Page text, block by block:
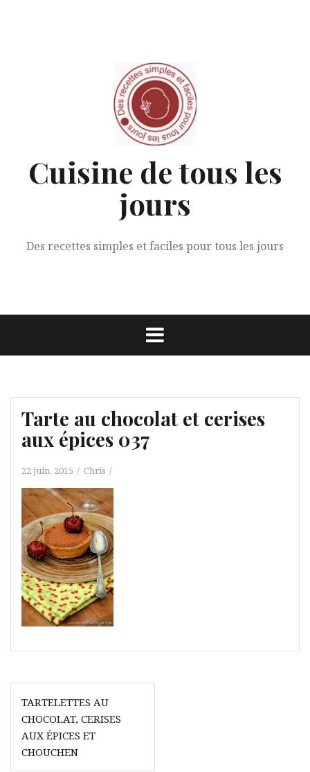
Cuisine de tous les
jours
Des recettes simples et faciles pour tous les jours
Tarte au chocolat et cerises
aux épices 037
22 juin, 2015 Chris
Navigation
de
l’article
TARTELETTES AU
CHOCOLAT, CERISES
AUX ÉPICES ET
CHOUCHEN